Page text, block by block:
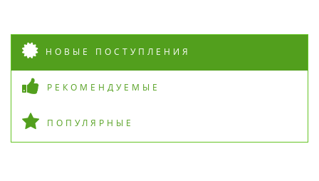
НОВЫЕ ПОСТУПЛЕНИЯ
РЕКОМЕНДУЕМЫЕ
ПОПУЛЯРНЫЕ